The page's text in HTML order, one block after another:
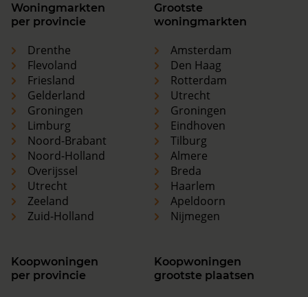
Woningmarkten
per provincie
Drenthe
Flevoland
Friesland
Gelderland
Groningen
Limburg
Noord-Brabant
Noord-Holland
Overijssel
Utrecht
Zeeland
Zuid-Holland
Grootste
woningmarkten
Amsterdam
Den Haag
Rotterdam
Utrecht
Groningen
Eindhoven
Tilburg
Almere
Breda
Haarlem
Apeldoorn
Nijmegen
Koopwoningen
per provincie
Koopwoningen
grootste plaatsen